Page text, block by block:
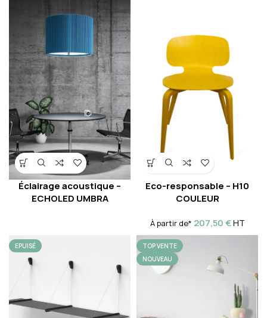
Éclairage acoustique –
ECHOLED UMBRA
Eco-responsable – H10
COULEUR
À partir de* 207,50€HT
EPUISÉ
TOP VENTE
NOUVEAU